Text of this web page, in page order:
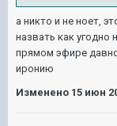
а никто и не ноет,
назвать как угодно
прямом эфире
иронию
Изменено 15 июн